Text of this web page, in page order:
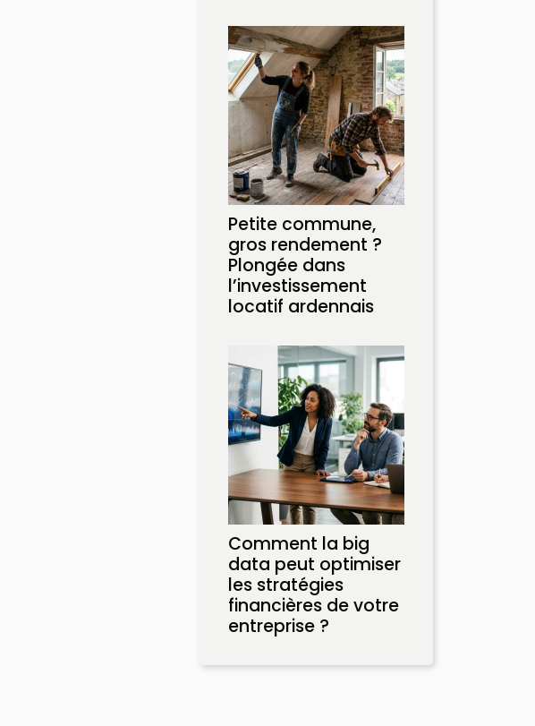
Petite commune,
gros rendement ?
Plongée dans
l’investissement
locatif ardennais
Comment la big
data peut optimiser
les stratégies
financières de votre
entreprise ?